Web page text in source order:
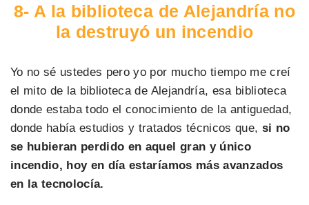
8- A la biblioteca de Alejandría no
la destruyó un incendio
Yo no sé ustedes pero yo por mucho tiempo me creí
el mito de la biblioteca de Alejandría, esa biblioteca
donde estaba todo el conocimiento de la antiguedad,
donde había estudios y tratados técnicos que, si no
se hubieran perdido en aquel gran y único
incendio, hoy en día estaríamos más avanzados
en la tecnolocía.